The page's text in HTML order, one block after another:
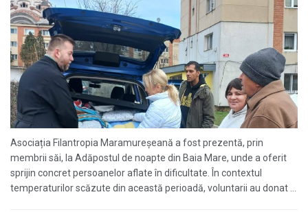
Asociația Filantropia Maramureșeană a fost prezentă, prin
membrii săi, la Adăpostul de noapte din Baia Mare, unde a oferit
sprijin concret persoanelor aflate în dificultate. În contextul
temperaturilor scăzute din această perioadă, voluntarii au donat ...